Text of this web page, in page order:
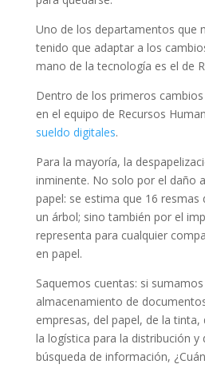
Uno de los departamentos que
tenido que adaptar a los
mano de la tecnología es el de
Dentro de los primeros
en el equipo de Recursos
sueldo digitales.
Para la mayoría, la
inminente. No solo por el daño
papel: se estima que 16 resmas
un árbol; sino también por el
representa para cualquier
en papel.
Saquemos cuentas: si
almacenamiento de
empresas, del papel, de la
la logística para la distribución y
búsqueda de información,